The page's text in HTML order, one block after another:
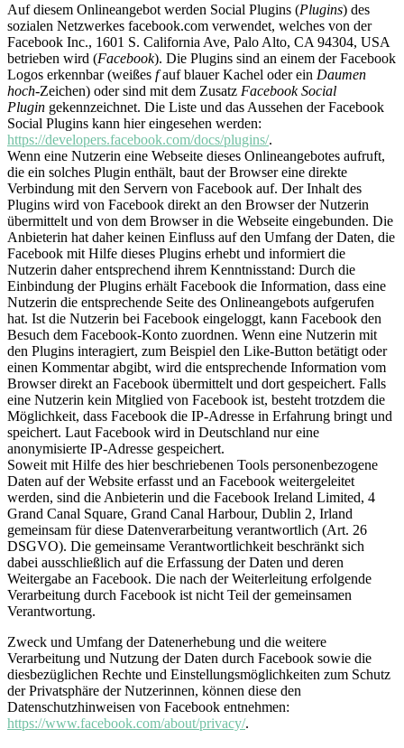
Auf diesem Onlineangebot werden Social Plugins (Plugins) des
sozialen Netzwerkes facebook.com verwendet, welches von der
Facebook Inc., 1601 S. California Ave, Palo Alto, CA 94304, USA
betrieben wird (Facebook). Die Plugins sind an einem der Facebook
Logos erkennbar (weißes fauf blauer Kachel oder ein Daumen
hoch-Zeichen) oder sind mit dem Zusatz Facebook Social
Plugin gekennzeichnet. Die Liste und das Aussehen der Facebook
Social Plugins kann hier eingesehen werden:
https://developers.facebook.com/docs/plugins/.
Wenn eine Nutzerin eine Webseite dieses Onlineangebotes aufruft,
die ein solches Plugin enthält, baut der Browser eine direkte
Verbindung mit den Servern von Facebook auf. Der Inhalt des
Plugins wird von Facebook direkt an den Browser der Nutzerin
übermittelt und von dem Browser in die Webseite eingebunden. Die
Anbieterin hat daher keinen Einfluss auf den Umfang der Daten, die
Facebook mit Hilfe dieses Plugins erhebt und informiert die
Nutzerin daher entsprechend ihrem Kenntnisstand: Durch die
Einbindung der Plugins erhält Facebook die Information, dass eine
Nutzerin die entsprechende Seite des Onlineangebots aufgerufen
hat. Ist die Nutzerin bei Facebook eingeloggt, kann Facebook den
Besuch dem Facebook-Konto zuordnen. Wenn eine Nutzerin mit
den Plugins interagiert, zum Beispiel den Like-Button betätigt oder
einen Kommentar abgibt, wird die entsprechende Information vom
Browser direkt an Facebook übermittelt und dort gespeichert. Falls
eine Nutzerin kein Mitglied von Facebook ist, besteht trotzdem die
Möglichkeit, dass Facebook die IP-Adresse in Erfahrung bringt und
speichert. Laut Facebook wird in Deutschland nur eine
anonymisierte IP-Adresse gespeichert.
Soweit mit Hilfe des hier beschriebenen Tools personenbezogene
Daten auf der Website erfasst und an Facebook weitergeleitet
werden, sind die Anbieterin und die Facebook Ireland Limited, 4
Grand Canal Square, Grand Canal Harbour, Dublin 2, Irland
gemeinsam für diese Datenverarbeitung verantwortlich (Art. 26
DSGVO). Die gemeinsame Verantwortlichkeit beschränkt sich
dabei ausschließlich auf die Erfassung der Daten und deren
Weitergabe an Facebook. Die nach der Weiterleitung erfolgende
Verarbeitung durch Facebook ist nicht Teil der gemeinsamen
Verantwortung.
Zweck und Umfang der Datenerhebung und die weitere
Verarbeitung und Nutzung der Daten durch Facebook sowie die
diesbezüglichen Rechte und Einstellungsmöglichkeiten zum Schutz
der Privatsphäre der Nutzerinnen, können diese den
Datenschutzhinweisen von Facebook entnehmen:
https://www.facebook.com/about/privacy/.